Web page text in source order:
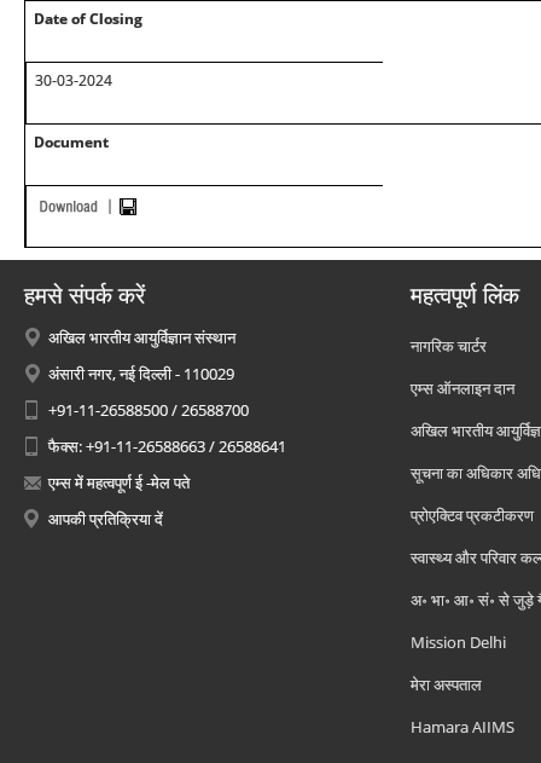
Date of Closing
30-03-2024
Document
हमसे संपर्क करें
अखिल भारतीय आयुर्विज्ञान संस्थान
अंसारी नगर, नई दिल्ली - 110029
+91-11-26588500 / 26588700
फैक्स: +91-11-26588663 / 26588641
एम्स में महत्वपूर्ण ई -मेल पते
आपकी प्रतिक्रिया दें
महत्वपूर्ण लिंक
नागरिक चार्टर
एम्स ऑनलाइन दान
अखिल भारतीय
सूचना का अधिकार
प्रोएक्टिव प्रकटीकरण
स्वास्थ्य और परिवार
अ॰ भा॰ आ॰ सं॰ से जुड़े
Mission Delhi
मेरा अस्पताल
Hamara AIIMS